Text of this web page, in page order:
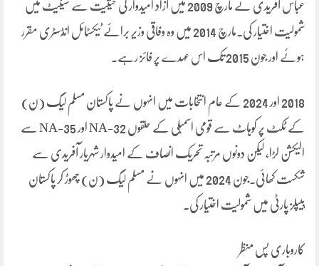
عباس آفریدی نے مارچ 2009 میں آزاد امیدوار کی حیثیت سے سینیٹ میں
شمولیت اختیار کی۔مارچ 2014 میں وہ وفاقی وزیر برائے ٹیکسٹائل انڈسٹری مقرر
ہوئے اور جون 2015 تک اس عہدے پر فائز رہے۔
2018 اور 2024 کے عام انتخابات میں انہوں نے پاکستان مسلم لیگ (ن)
کے ٹکٹ پر کوہاٹ سے قومی اسمبلی کے حلقوں NA-32 اور NA-35 سے
الیکشن لڑا، لیکن دونوں مرتبہ تحریک انصاف کے امیدوار شہریار آفریدی سے
شکست کھائی۔جون 2024 میں انہوں نے مسلم لیگ (ن) چھوڑ کر پاکستان
پیپلز پارٹی میں شمولیت اختیار کی۔
کاروباری پس منظر